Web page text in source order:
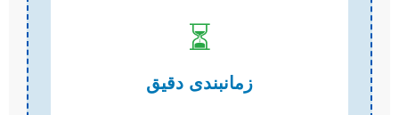
⏳
زمانبندی دقیق